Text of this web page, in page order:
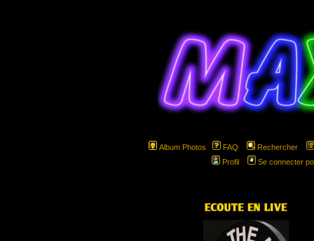
Album Photos FAQ
Rechercher
Profil
Se connecter